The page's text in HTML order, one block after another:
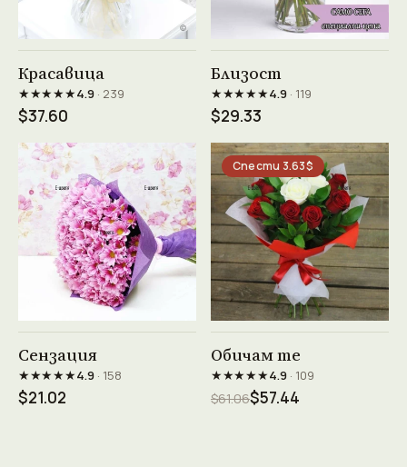
Красавица
★★★★★4.9· 239
$37.60
Близост
★★★★★4.9· 119
$29.33
Сензация
★★★★★4.9· 158
$21.02
Спести 3.63$
Обичам те
★★★★★4.9· 109
$61.06$57.44